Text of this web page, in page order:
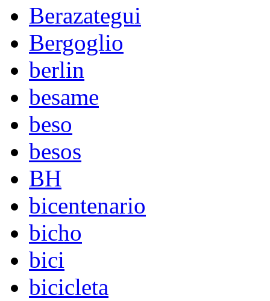
Berazategui
Bergoglio
berlin
besame
beso
besos
BH
bicentenario
bicho
bici
bicicleta